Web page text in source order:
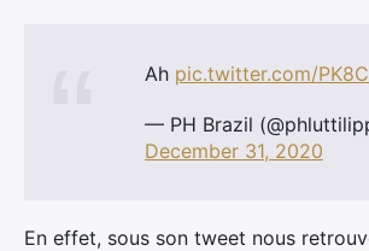
Ah pic.twitter.com/
— PH Brazil
December 31, 2020
En effet, sous son tweet nous